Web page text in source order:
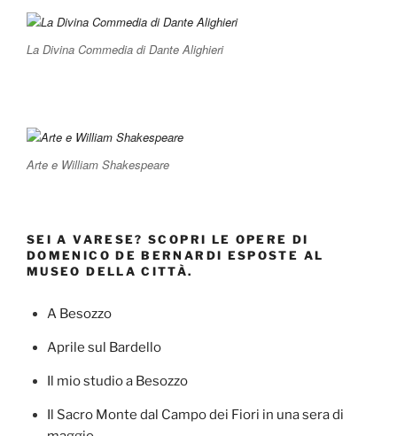
La Divina Commedia di Dante Alighieri
Arte e William Shakespeare
SEI A VARESE? SCOPRI LE OPERE DI
DOMENICO DE BERNARDI ESPOSTE AL
MUSEO DELLA CITTÀ.
A Besozzo
Aprile sul Bardello
Il mio studio a Besozzo
Il Sacro Monte dal Campo dei Fiori in una sera di